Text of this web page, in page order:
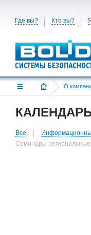
Где вы? Кто вы?
О
Все
Семинары региональные